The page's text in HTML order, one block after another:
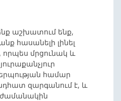
աշխատում ենք,
հասանելի լինել
որպես մրցունակ և
համար
զարգանում է, և
ժամանակին